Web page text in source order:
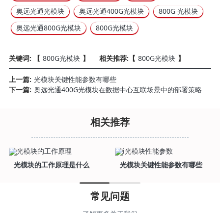
奥远光通光模块
奥远光通400G光模块
800G 光模块
奥远光通800G光模块
800G光模块
关键词: 【 800G光模块 】 相关推荐:【 800G光模块 】
上一篇: 光模块关键性能参数有哪些
下一篇: 奥远光通400G光模块在数据中心互联场景中的部署策略
相关推荐
光模块的工作原理是什么 光模块关键性能参数有哪些
常见问题